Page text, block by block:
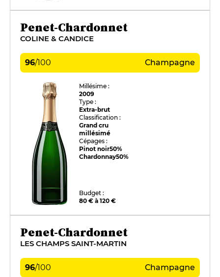
Penet-Chardonnet
COLINE & CANDICE
96/100 Champagne
Millésime :
2009
Type :
Extra-brut
Classification :
Grand cru
millésimé
Cépages :
Pinot noir50%
Chardonnay50%
Budget :
80 € à 120 €
Penet-Chardonnet
LES CHAMPS SAINT-MARTIN
96/100 Champagne